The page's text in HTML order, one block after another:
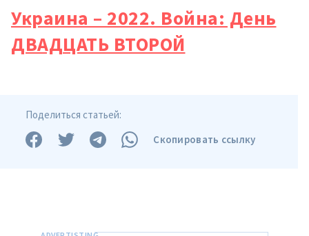
Украина – 2022. Война: День
ДВАДЦАТЬ ВТОРОЙ
Поделиться статьей:
Скопировать ссылку